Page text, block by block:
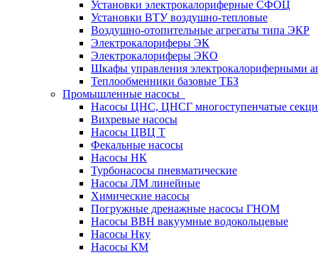
Установки электрокалориферные СФОЦ
Установки ВТУ воздушно-тепловые
Воздушно-отопительные агрегаты типа ЭКР
Электрокалориферы ЭК
Электрокалориферы ЭКО
Шкафы управления электрокалориферными
Теплообменники базовые ТБЗ
Промышленные насосы
Насосы ЦНС, ЦНСГ многоступенчатые
Вихревые насосы
Насосы ЦВЦ Т
Фекальные насосы
Насосы НК
Турбонасосы пневматические
Насосы ЛМ линейные
Химические насосы
Погружные дренажные насосы ГНОМ
Насосы ВВН вакуумные водокольцевые
Насосы Нку
Насосы КМ